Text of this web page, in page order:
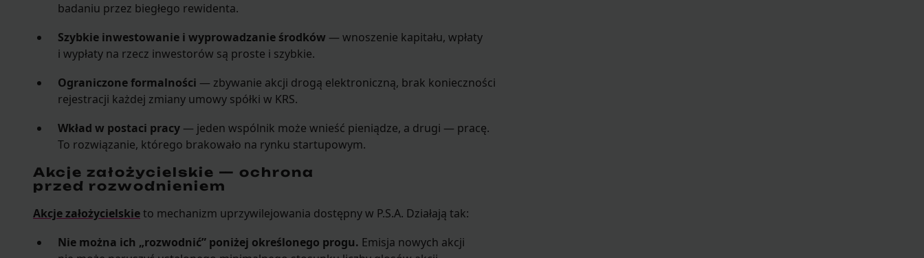
badaniu przez biegłego rewidenta.
Szybkie inwestowanie i wyprowadzanie środków — wnoszenie kapitału, wpłaty
i wypłaty na rzecz inwestorów są proste i szybkie.
Ograniczone formalności — zbywanie akcji drogą elektroniczną, brak konieczności
rejestracji każdej zmiany umowy spółki w KRS.
Wkład w postaci pracy — jeden wspólnik może wnieść pieniądze, a drugi — pracę.
To rozwiązanie, którego brakowało na rynku startupowym.
Akcje założycielskie — ochrona
przed rozwodnieniem
Akcje założycielskieto mechanizm uprzywilejowania dostępny w P.S.A. Działają tak:
Nie można ich „rozwodnić” poniżej określonego progu. Emisja nowych akcji